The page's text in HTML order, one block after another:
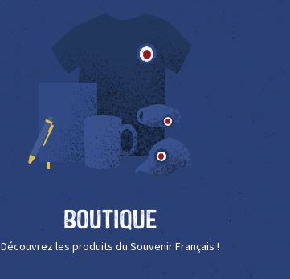
Boutique
Découvrez les produits du Souvenir Français !